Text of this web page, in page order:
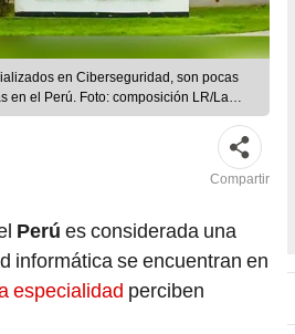
en Ciberseguridad, son pocas
en el Perú. Foto: composición LR/La
Compartir
Perú es considerada una
informática se encuentran en
especialidad perciben